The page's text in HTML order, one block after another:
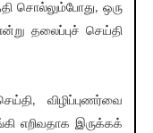
சொல்லும்போது, ஒரு
தலைப்புச் செய்தி
விழிப்புணர்வை
எறிவதாக இருக்கக்